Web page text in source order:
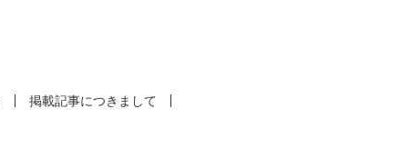
掲載記事につきまして